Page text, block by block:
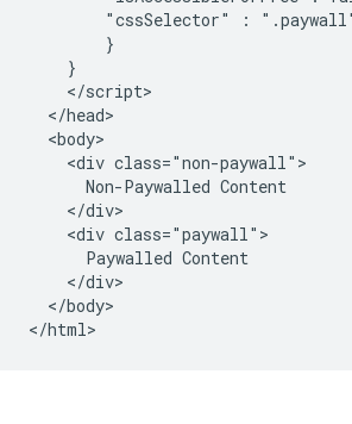
"cssSelector" :
        }
    }
    </script>
  </head>
  <body>
    <div class="non-paywall">
      Non-Paywalled Content
    </div>
    <div class="paywall">
      Paywalled Content
    </div>
  </body>
</html>